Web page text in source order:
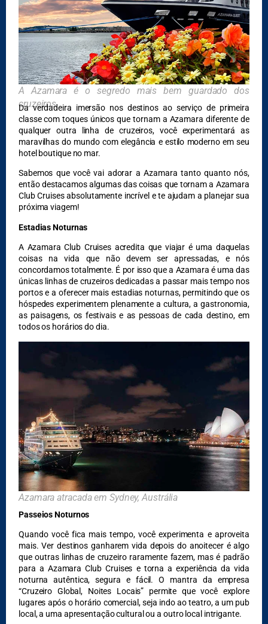
A Azamara é o segredo mais bem guardado dos
cruzeiros
Da verdadeira imersão nos destinos ao serviço de primeira
classe com toques únicos que tornam a Azamara diferente de
qualquer outra linha de cruzeiros, você experimentará as
maravilhas do mundo com elegância e estilo moderno em seu
hotel boutique no mar.
Sabemos que você vai adorar a Azamara tanto quanto nós,
então destacamos algumas das coisas que tornam a Azamara
Club Cruises absolutamente incrível e te ajudam a planejar sua
próxima viagem!
Estadias Noturnas
A Azamara Club Cruises acredita que viajar é uma daquelas
coisas na vida que não devem ser apressadas, e nós
concordamos totalmente. É por isso que a Azamara é uma das
únicas linhas de cruzeiros dedicadas a passar mais tempo nos
portos e a oferecer mais estadias noturnas, permitindo que os
hóspedes experimentem plenamente a cultura, a gastronomia,
as paisagens, os festivais e as pessoas de cada destino, em
todos os horários do dia.
Azamara atracada em Sydney, Austrália
Passeios Noturnos
Quando você fica mais tempo, você experimenta e aproveita
mais. Ver destinos ganharem vida depois do anoitecer é algo
que outras linhas de cruzeiro raramente fazem, mas é padrão
para a Azamara Club Cruises e torna a experiência da vida
noturna autêntica, segura e fácil. O mantra da empresa
“Cruzeiro Global, Noites Locais” permite que você explore
lugares após o horário comercial, seja indo ao teatro, a um pub
local, a uma apresentação cultural ou a outro local intrigante.
DESTAQUES